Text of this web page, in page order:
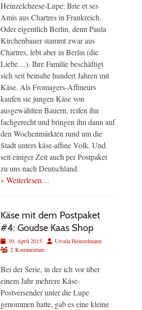
Heinzelcheese-Lupe: Brie et ses
Amis aus Chartres in Frankreich.
Oder eigentlich Berlin, denn Paula
Kirchenbauer stammt zwar aus
Chartres, lebt aber in Berlin (die
Liebe…). Ihre Familie beschäftigt
sich seit beinahe hundert Jahren mit
Käse. Als Fromagers-Affineurs
kaufen sie jungen Käse von
ausgewählten Bauern, reifen ihn
fachgerecht und bringen ihn dann auf
den Wochenmärkten rund um die
Stadt unters käse-affine Volk. Und
seit einiger Zeit auch per Postpaket
zu uns nach Deutschland.
» Weiterlesen…
Käse mit dem Postpaket
#4: Goudse Kaas Shop
Veröffentlicht
am
30. April 2015 AutorUrsula Heinzelmann
2 Kommentare
Bei der Serie, in der ich vor über
einem Jahr mehrere Käse-
Postversender unter die Lupe
genommen hatte, gab es eine kleine